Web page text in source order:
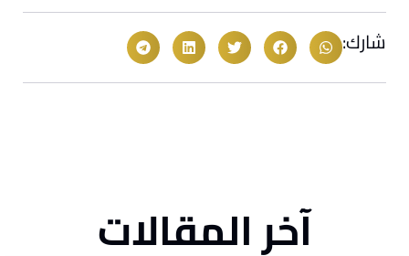
شارك:
آخر المقالات